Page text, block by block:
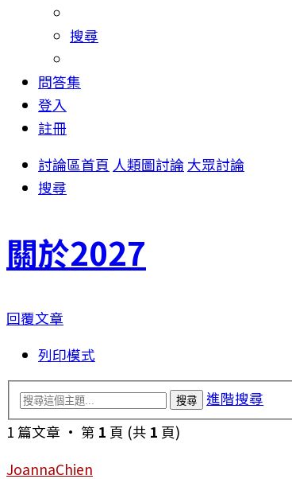
搜尋
問答集
登入
註冊
討論區首頁 人類圖討論 大眾討論
搜尋
關於2027
回覆文章
列印模式
搜尋
進階搜尋
1 篇文章 • 第 1 頁 (共 1 頁)
JoannaChien